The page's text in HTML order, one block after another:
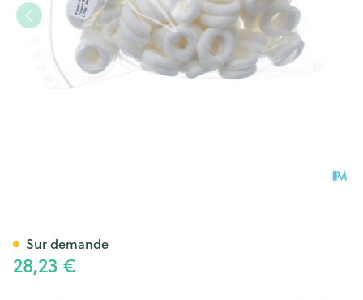
28,23 €
Sur demande